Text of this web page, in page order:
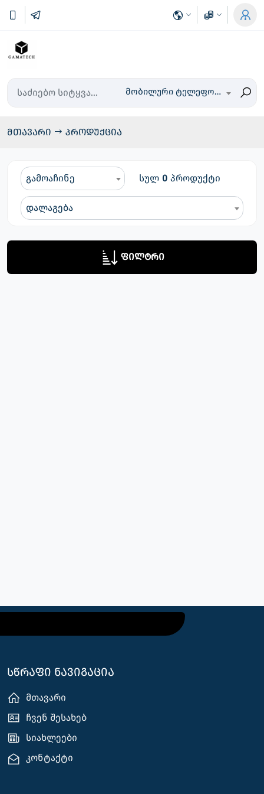
მობილური ტელეფონები
მთავარი პროდუქცია
გამოაჩინე სულ 0 პროდუქტი
დალაგება
ფილტრი
სწრაფი ნავიგაცია
მთავარი
ჩვენ შესახებ
სიახლეები
კონტაქტი